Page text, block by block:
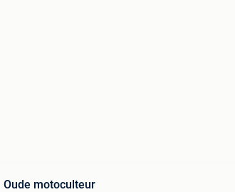
Oude motoculteur